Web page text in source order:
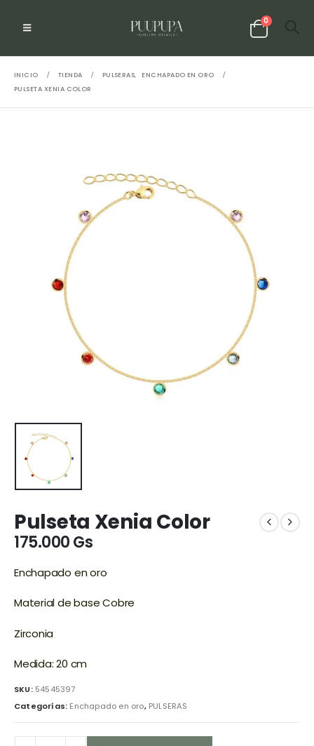
0
INICIO TIENDA PULSERAS,
ENCHAPADO EN ORO
PULSETA XENIA COLOR
Pulseta Xenia Color
175.000Gs
Enchapado en oro
Material de base Cobre
Zirconia
Medida: 20 cm
SKU: 54545397
Categorías: Enchapado en oro, PULSERAS